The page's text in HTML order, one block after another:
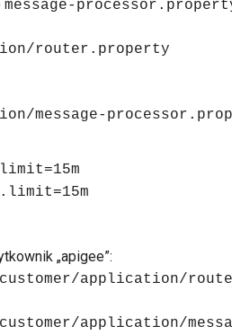
message-
router.property
message-
„apigee”:
application/
application/